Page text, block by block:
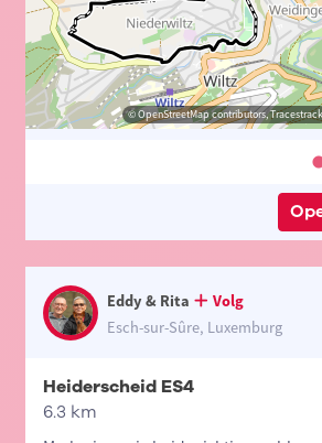
© Eddy & Rita
© OpenStreetMap contributors, Tracestrack
Eddy & Rita
Volg
Esch-sur-Sûre, Luxemburg
Heiderscheid ES4
6.3 km